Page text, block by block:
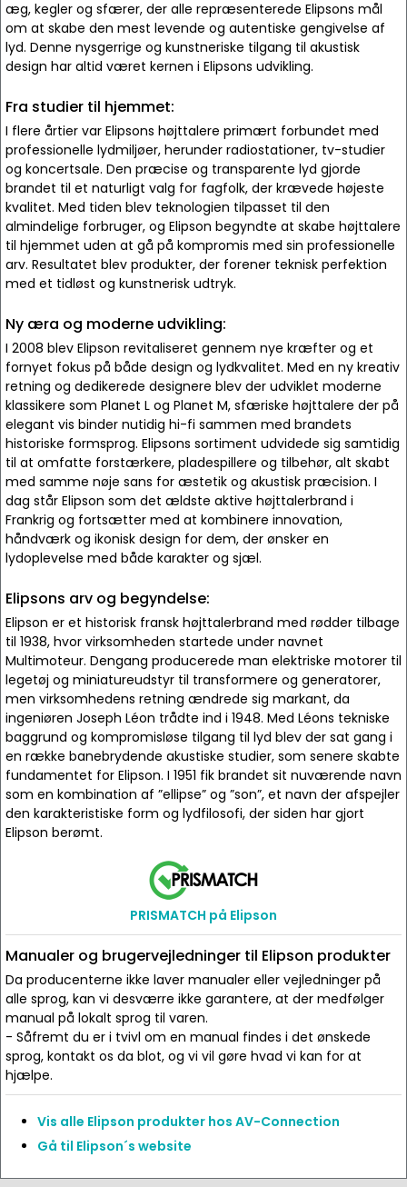
æg, kegler og sfærer, der alle repræsenterede Elipsons mål
om at skabe den mest levende og autentiske gengivelse af
lyd. Denne nysgerrige og kunstneriske tilgang til akustisk
design har altid været kernen i Elipsons udvikling.
Fra studier til hjemmet:
I flere årtier var Elipsons højttalere primært forbundet med
professionelle lydmiljøer, herunder radiostationer, tv-studier
og koncertsale. Den præcise og transparente lyd gjorde
brandet til et naturligt valg for fagfolk, der krævede højeste
kvalitet. Med tiden blev teknologien tilpasset til den
almindelige forbruger, og Elipson begyndte at skabe højttalere
til hjemmet uden at gå på kompromis med sin professionelle
arv. Resultatet blev produkter, der forener teknisk perfektion
med et tidløst og kunstnerisk udtryk.
Ny æra og moderne udvikling:
I 2008 blev Elipson revitaliseret gennem nye kræfter og et
fornyet fokus på både design og lydkvalitet. Med en ny kreativ
retning og dedikerede designere blev der udviklet moderne
klassikere som Planet L og Planet M, sfæriske højttalere der på
elegant vis binder nutidig hi-fi sammen med brandets
historiske formsprog. Elipsons sortiment udvidede sig samtidig
til at omfatte forstærkere, pladespillere og tilbehør, alt skabt
med samme nøje sans for æstetik og akustisk præcision. I
dag står Elipson som det ældste aktive højttalerbrand i
Frankrig og fortsætter med at kombinere innovation,
håndværk og ikonisk design for dem, der ønsker en
lydoplevelse med både karakter og sjæl.
Elipsons arv og begyndelse:
Elipson er et historisk fransk højttalerbrand med rødder tilbage
til 1938, hvor virksomheden startede under navnet
Multimoteur. Dengang producerede man elektriske motorer til
legetøj og miniatureudstyr til transformere og generatorer,
men virksomhedens retning ændrede sig markant, da
ingeniøren Joseph Léon trådte ind i 1948. Med Léons tekniske
baggrund og kompromisløse tilgang til lyd blev der sat gang i
en række banebrydende akustiske studier, som senere skabte
fundamentet for Elipson. I 1951 fik brandet sit nuværende navn
som en kombination af ”ellipse” og ”son”, et navn der afspejler
den karakteristiske form og lydfilosofi, der siden har gjort
Elipson berømt.
PRISMATCH på Elipson
Manualer og brugervejledninger til Elipson produkter
Da producenterne ikke laver manualer eller vejledninger på
alle sprog, kan vi desværre ikke garantere, at der medfølger
manual på lokalt sprog til varen.
- Såfremt du er i tvivl om en manual findes i det ønskede
sprog, kontakt os da blot, og vi vil gøre hvad vi kan for at
hjælpe.
Vis alle Elipson produkter hos AV-Connection
Gå til Elipson´s website